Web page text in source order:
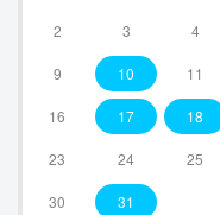
2 3 4
9 10 11
16 17 18
23 24 25
30 31